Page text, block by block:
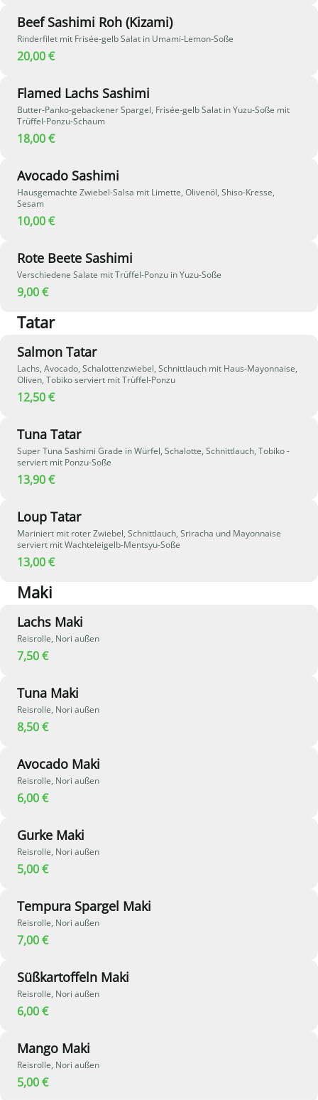
Beef Sashimi Roh (Kizami)
Rinderfilet mit Frisée-gelb Salat in Umami-Lemon-Soße
20,00 €
Flamed Lachs Sashimi
Butter-Panko-gebackener Spargel, Frisée-gelb Salat in Yuzu-Soße mit
Trüffel-Ponzu-Schaum
18,00 €
Avocado Sashimi
Hausgemachte Zwiebel-Salsa mit Limette, Olivenöl, Shiso-Kresse,
Sesam
10,00 €
Rote Beete Sashimi
Verschiedene Salate mit Trüffel-Ponzu in Yuzu-Soße
9,00 €
Tatar
Salmon Tatar
Lachs, Avocado, Schalottenzwiebel, Schnittlauch mit Haus-Mayonnaise,
Oliven, Tobiko serviert mit Trüffel-Ponzu
12,50 €
Tuna Tatar
Super Tuna Sashimi Grade in Würfel, Schalotte, Schnittlauch, Tobiko -
serviert mit Ponzu-Soße
13,90 €
Loup Tatar
Mariniert mit roter Zwiebel, Schnittlauch, Sriracha und Mayonnaise
serviert mit Wachteleigelb-Mentsyu-Soße
13,00 €
Maki
Lachs Maki
Reisrolle, Nori außen
7,50 €
Tuna Maki
Reisrolle, Nori außen
8,50 €
Avocado Maki
Reisrolle, Nori außen
6,00 €
Gurke Maki
Reisrolle, Nori außen
5,00 €
Tempura Spargel Maki
Reisrolle, Nori außen
7,00 €
Süßkartoffeln Maki
Reisrolle, Nori außen
6,00 €
Mango Maki
Reisrolle, Nori außen
5,00 €